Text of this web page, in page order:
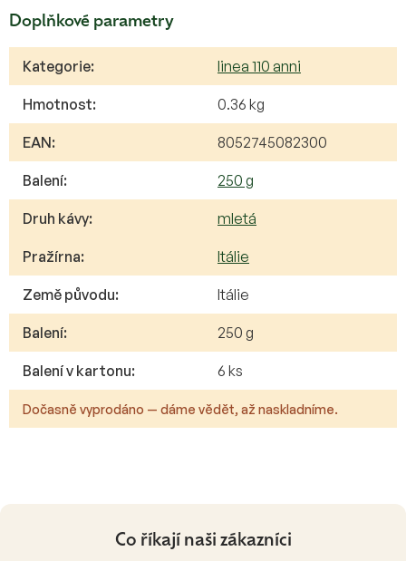
Doplňkové parametry
Kategorie: linea 110 anni
Hmotnost: 0.36 kg
EAN: 8052745082300
Balení: 250 g
Druh kávy: mletá
Pražírna: Itálie
Země původu: Itálie
Balení: 250 g
Balení v kartonu: 6 ks
Dočasně vyprodáno — dáme vědět, až naskladníme.
Co říkají naši zákazníci